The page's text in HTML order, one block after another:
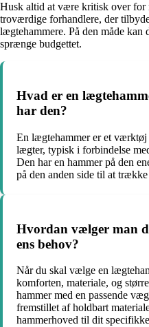
Husk altid at være kritisk over for
troværdige forhandlere, der
lægtehammere. På den måde kan
sprænge budgettet.
Hvad er en
har den?
En lægtehammer er et værktøj
lægter, typisk i forbindelse
Den har en hammer på den
på den anden side til at
Hvordan vælger man
ens behov?
Når du skal vælge en
komforten, materiale, og
hammer med en passende
fremstillet af holdbart
hammerhoved til dit